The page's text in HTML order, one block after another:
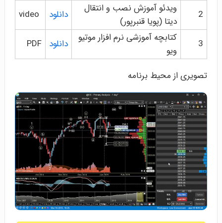
2
ویدئو آموزش نصب و انتقال
دیتا (پویا قنبرپور)
دانلود
3
کتابچه آموزشی نرم افزار موتیو
ویو
دانلود PDF
تصویری از محیط برنامه